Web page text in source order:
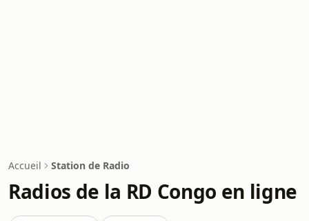
Accueil Station de Radio
Radios de la RD Congo en ligne